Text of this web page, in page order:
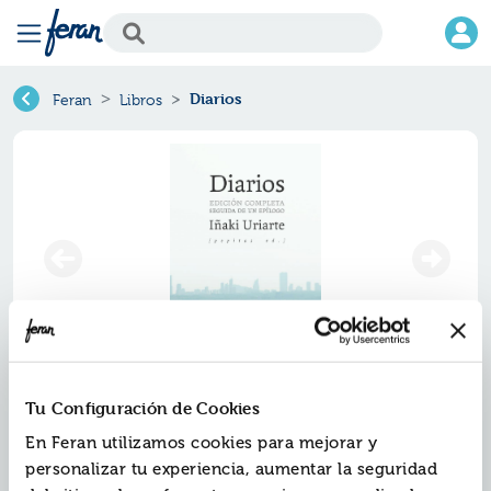
Tu Configuración de Cookies
En Feran utilizamos cookies para mejorar y
personalizar tu experiencia, aumentar la seguridad
Feran Libros Diarios
Diarios
Ref. ZZZ-0476356
ISBN:9788410476356